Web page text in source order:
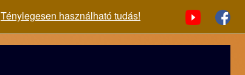
Ténylegesen használható tudás!